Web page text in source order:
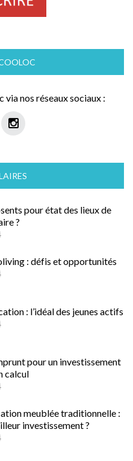
nos réseaux sociaux :
pour état des lieux de
?
: défis et opportunités
: l’idéal des jeunes actifs
pour un investissement
calcul
meublée traditionnelle :
investissement ?